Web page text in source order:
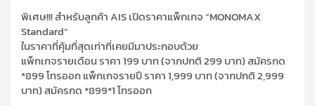
พิเศษ!!! สำหรับลูกค้า AIS เปิดราคาแพ็กเกจ “MONOMAX
Standard”
ในราคาที่คุ้มที่สุดเท่าที่เคยมีมาประกอบด้วย
แพ็กเกจรายเดือน ราคา 199 บาท (จากปกติ 299 บาท) สมัครกด
*899 โทรออก แพ็กเกจรายปี ราคา 1,999 บาท (จากปกติ 2,999
บาท) สมัครกด *899*1 โทรออก